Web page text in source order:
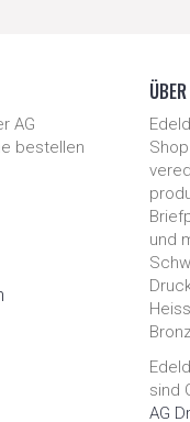
AG
bestellen
und
sind
AG